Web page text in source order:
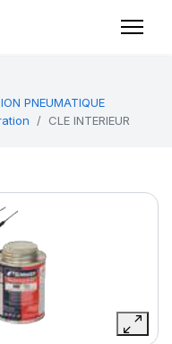
PNEUMATIQUE
CLE INTERIEUR